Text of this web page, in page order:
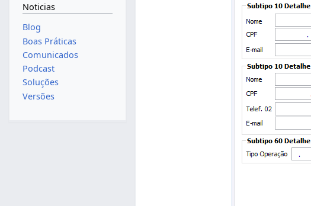
Noticias
Blog
Boas Práticas
Comunicados
Podcast
Soluções
Versões